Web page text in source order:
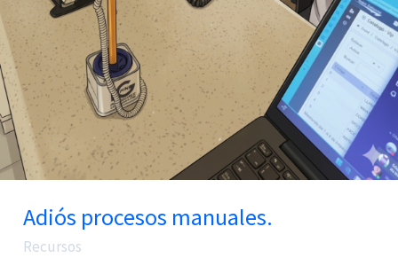
Adiós procesos manuales.
Recursos